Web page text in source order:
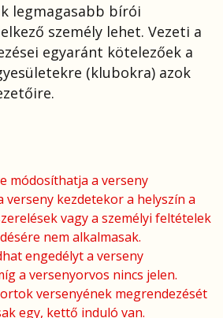
legmagasabb bírói
személy lehet. Vezeti a
egyaránt kötelezőek a
(klubokra) azok
módosíthatja a verseny
verseny kezdetekor a helyszín a
vagy a személyi feltételek
nem alkalmasak.
engedélyt a verseny
a versenyorvos nincs jelen.
versenyének megrendezését
egy, kettő induló van.